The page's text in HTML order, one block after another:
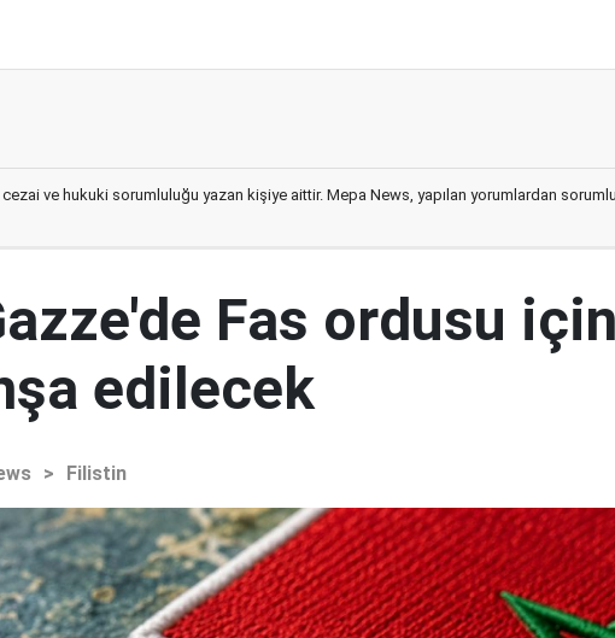
cezai ve hukuki sorumluluğu yazan kişiye aittir. Mepa News, yapılan yorumlardan
Fas ordusu
edilecek
> Filistin